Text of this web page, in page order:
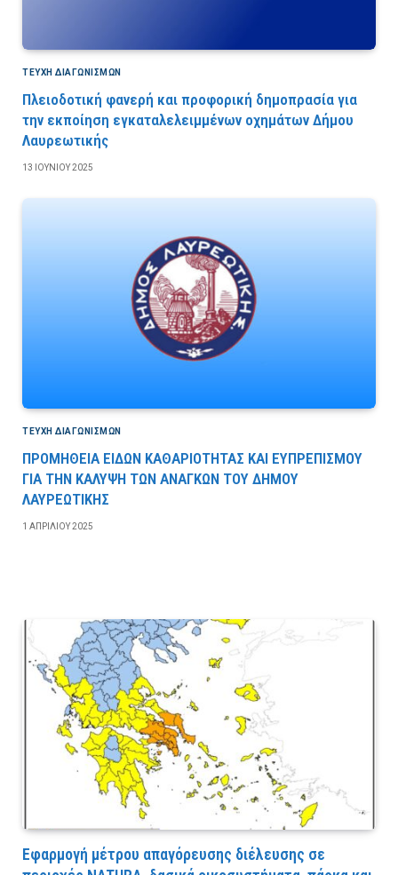
ΤΕΎΧΗ ΔΙΑΓΩΝΙΣΜΏΝ
Πλειοδοτική φανερή και προφορική δημοπρασία για
την εκποίηση εγκαταλελειμμένων οχημάτων Δήμου
Λαυρεωτικής
13 ΙΟΥΝΊΟΥ 2025
ΤΕΎΧΗ ΔΙΑΓΩΝΙΣΜΏΝ
ΠΡΟΜΗΘΕΙΑ ΕΙΔΩΝ ΚΑΘΑΡΙΟΤΗΤΑΣ ΚΑΙ ΕΥΠΡΕΠΙΣΜΟΥ
ΓΙΑ ΤΗΝ ΚΑΛΥΨΗ ΤΩΝ ΑΝΑΓΚΩΝ ΤΟΥ ΔΗΜΟΥ
ΛΑΥΡΕΩΤΙΚΗΣ
1 ΑΠΡΙΛΊΟΥ 2025
Εφαρμογή μέτρου απαγόρευσης διέλευσης σε